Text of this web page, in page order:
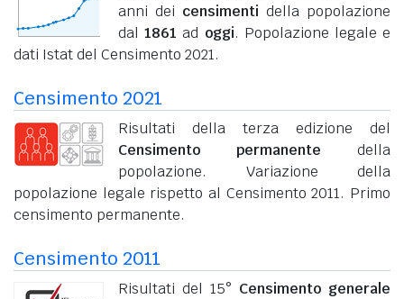
anni dei censimenti della popolazione
dal1861 ad oggi. Popolazione legale e
dati Istat del Censimento 2021.
Censimento 2021
Risultati della terza edizione del
Censimento permanente della
popolazione. Variazione della
popolazione legale rispetto al Censimento 2011. Primo
censimento permanente.
Censimento 2011
Risultati del 15° Censimento generale